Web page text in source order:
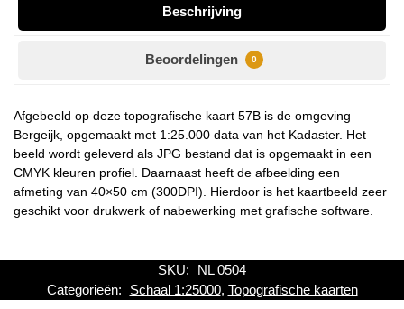
Beschrijving
Beoordelingen 0
Afgebeeld op deze topografische kaart 57B is de omgeving
Bergeijk, opgemaakt met 1:25.000 data van het Kadaster. Het
beeld wordt geleverd als JPG bestand dat is opgemaakt in een
CMYK kleuren profiel. Daarnaast heeft de afbeelding een
afmeting van 40×50 cm (300DPI). Hierdoor is het kaartbeeld zeer
geschikt voor drukwerk of nabewerking met grafische software.
SKU:
NL 0504
Categorieën:
Schaal 1:25000, Topografische kaarten